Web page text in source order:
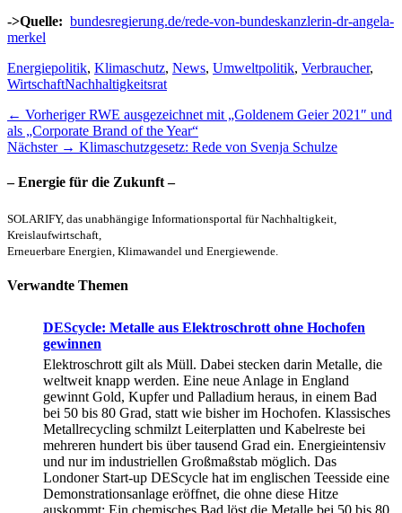
->Quelle: bundesregierung.de/rede-von-bundeskanzlerin-dr-angela-
merkel
Kategorien
Energiepolitik, Klimaschutz, News, Umweltpolitik, Verbraucher,
WirtschaftSchlagworte
Nachhaltigkeitsrat
Beitragsnavigation
← Vorheriger Vorheriger
Beitrag:
RWE ausgezeichnet mit „Goldenem Geier 2021″ und
als „Corporate Brand of the Year“
Nächster → Nächster
Klimaschutzgesetz: Rede von Svenja Schulze
– Energie für die Zukunft –
SOLARIFY, das unabhängige Informationsportal für Nachhaltigkeit,
Kreislaufwirtschaft,
Erneuerbare Energien, Klimawandel und Energiewende.
Verwandte Themen
DEScycle: Metalle aus Elektroschrott ohne Hochofen
gewinnen
Elektroschrott gilt als Müll. Dabei stecken darin Metalle, die
weltweit knapp werden. Eine neue Anlage in England
gewinnt Gold, Kupfer und Palladium heraus, in einem Bad
bei 50 bis 80 Grad, statt wie bisher im Hochofen. Klassisches
Metallrecycling schmilzt Leiterplatten und Kabelreste bei
mehreren hundert bis über tausend Grad ein. Energieintensiv
und nur im industriellen Großmaßstab möglich. Das
Londoner Start-up DEScycle hat im englischen Teesside eine
Demonstrationsanlage eröffnet, die ohne diese Hitze